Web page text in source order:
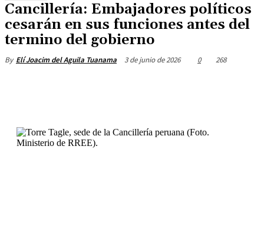
Cancillería: Embajadores políticos
cesarán en sus funciones antes del
termino del gobierno
By Elí Joacim del Aguila Tuanama 3 de junio de 2026 0 268